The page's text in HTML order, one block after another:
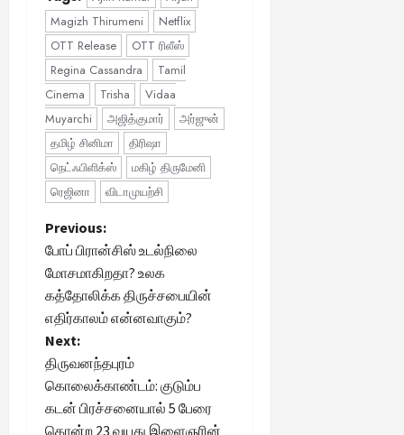
Magizh Thirumeni
Netflix
OTT Release
OTT ரிலீஸ்
Regina Cassandra
Tamil
Cinema
Trisha
Vidaa
Muyarchi
அஜித்குமார்
அர்ஜுன்
தமிழ் சினிமா
திரிஷா
நெட்ஃபிளிக்ஸ்
மகிழ் திருமேனி
ரெஜினா
விடாமுயற்சி
P
o
s
t
n
a
Previous:
போப் பிரான்சிஸ் உடல்நிலை
மோசமாகிறதா? உலக
கத்தோலிக்க திருச்சபையின்
எதிர்காலம் என்னவாகும்?
Next:
திருவனந்தபுரம்
கொலைக்காண்டம்: குடும்ப
கடன் பிரச்சனையால் 5 பேரை
கொன்ற 23 வயது இளைஞரின்